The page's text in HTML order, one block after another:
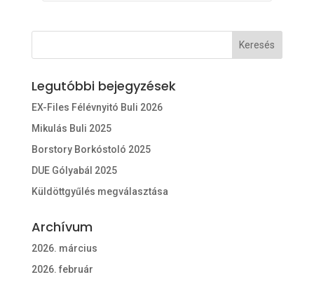
Legutóbbi bejegyzések
EX-Files Félévnyitó Buli 2026
Mikulás Buli 2025
Borstory Borkóstoló 2025
DUE Gólyabál 2025
Küldöttgyűlés megválasztása
Archívum
2026. március
2026. február